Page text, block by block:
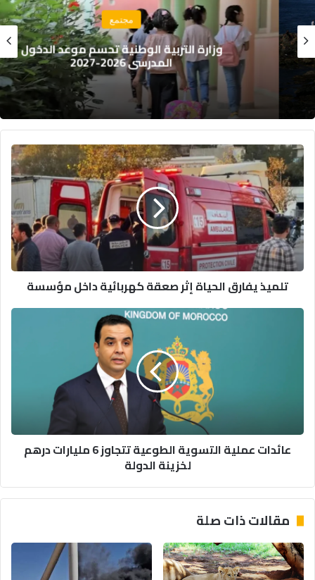
مجتمع
وزارة التربية الوطنية تحسم موعد الدخول
المدرسي 2026-2027
تلميذ
يفارق
الحياة
إثر
صعقة
كهربائية
داخل
مؤسسة
تلميذ يفارق الحياة إثر صعقة كهربائية داخل مؤسسة
عائدات
لخزينة
الدولة
عائدات عملية التسوية الطوعية تتجاوز 6 مليارات درهم
لخزينة الدولة
مقالات ذات صلة